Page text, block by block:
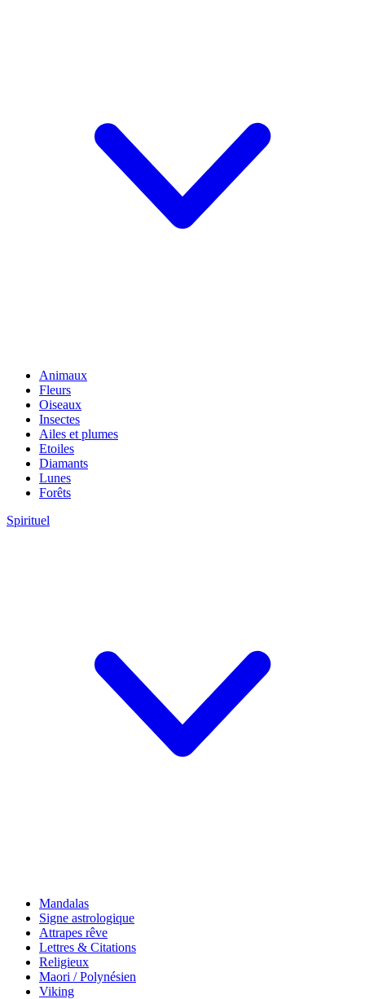
Animaux
Fleurs
Oiseaux
Insectes
Ailes et plumes
Etoiles
Diamants
Lunes
Forêts
Spirituel
Mandalas
Signe astrologique
Attrapes rêve
Lettres & Citations
Religieux
Maori / Polynésien
Viking